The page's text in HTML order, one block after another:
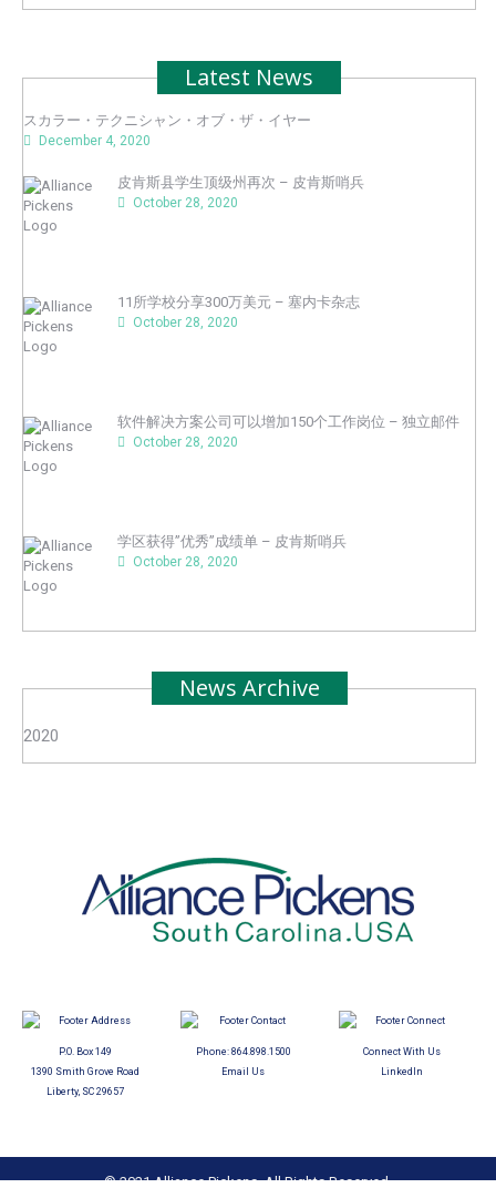
Latest News
スカラー・テクニシャン・オブ・ザ・イヤー
December 4, 2020
皮肯斯县学生顶级州再次 – 皮肯斯哨兵
October 28, 2020
11所学校分享300万美元 – 塞内卡杂志
October 28, 2020
软件解决方案公司可以增加150个工作岗位 – 独立邮件
October 28, 2020
学区获得”优秀”成绩单 – 皮肯斯哨兵
October 28, 2020
News Archive
2020
P.O. Box 149
1390 Smith Grove Road
Liberty, SC 29657
Phone: 864.898.1500
Email Us
Connect With Us
LinkedIn
© 2021 Alliance Pickens. All Rights Reserved.